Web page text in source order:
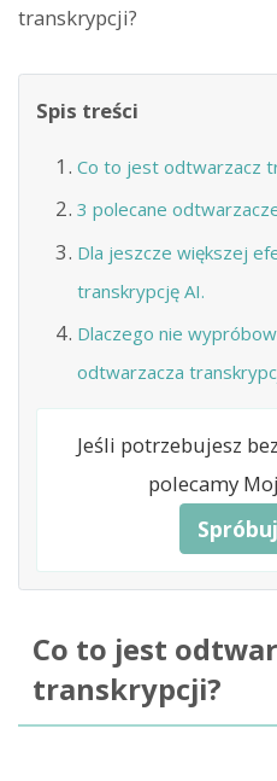
transkrypcji?
Spis treści
Co to jest odtwarzacz
3 polecane
Dla jeszcze większej
transkrypcję AI.
Dlaczego nie
odtwarzacza
Jeśli potrzebujesz
polecamy
Co to jest
transkrypcji?